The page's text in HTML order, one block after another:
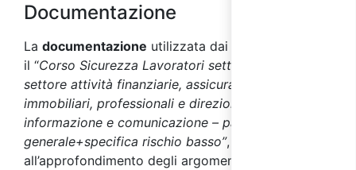
Documentazione
La documentazione utilizzata dai docenti durante
il “Corso Sicurezza Lavoratori settore attività
settore attività finanziarie, assicurative,
immobiliari, professionali e direzionali, servizi
informazione e comunicazione – parte
generale+specifica rischio basso”, utile
all’approfondimento degli argomenti affrontati,